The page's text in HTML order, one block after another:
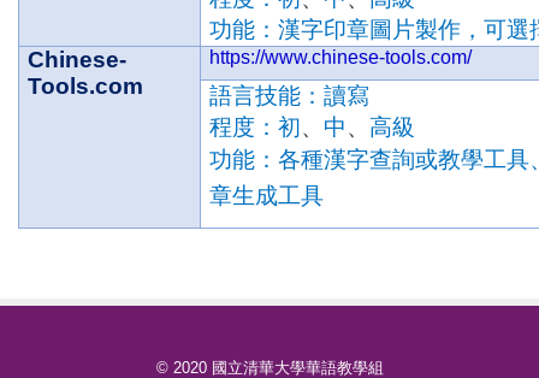
功能：漢字印章圖片製作，可
Chinese-
Tools.com
https://www.chinese-tools.com/
語言技能：讀寫
程度：初、 中、高級
功能：各種漢字查詢或教學工具
章生成工具
© 2020 國立清華大學華語教學組